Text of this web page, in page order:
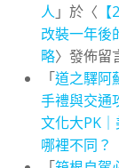
人 」於〈
改裝一年後
略〉發佈留
「道之驛阿
手禮與交通
文化大PK
哪裡不同？